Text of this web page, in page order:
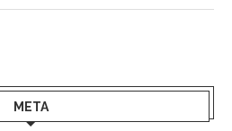
МЕТА